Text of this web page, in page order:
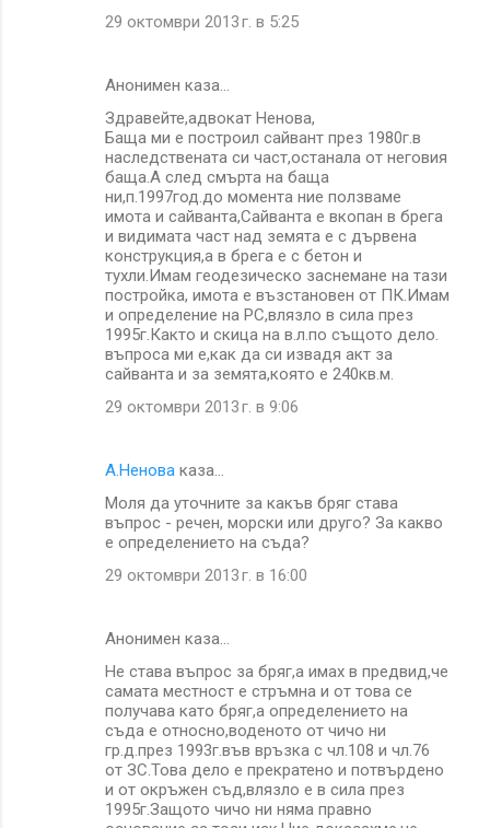
29 октомври 2013 г. в 5:25
Анонимен каза…
Здравейте,адвокат Ненова,
Баща ми е построил сайвант през 1980г.в
наследствената си част,останала от неговия
баща.А след смърта на баща
ни,п.1997год.до момента ние ползваме
имота и сайванта,Сайванта е вкопан в брега
и видимата част над земята е с дървена
конструкция,а в брега е с бетон и
тухли.Имам геодезическо заснемане на тази
постройка, имота е възстановен от ПК.Имам
и определение на РС,влязло в сила през
1995г.Както и скица на в.л.по същото дело.
въпроса ми е,как да си извадя акт за
сайванта и за земята,която е 240кв.м.
29 октомври 2013 г. в 9:06
А.Ненова каза…
Moля да уточните за какъв бряг става
въпрос - речен, морски или друго? За какво
е определението на съда?
29 октомври 2013 г. в 16:00
Анонимен каза…
Не става въпрос за бряг,а имах в предвид,че
самата местност е стръмна и от това се
получава като бряг,а определението на
съда е относно,воденото от чичо ни
гр.д.през 1993г.във връзка с чл.108 и чл.76
от ЗС.Това дело е прекратено и потвърдено
и от окръжен съд,влязло е в сила през
1995г.Защото чичо ни няма правно